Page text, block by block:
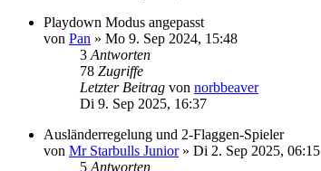
Playdown Modus angepasst
von Pan » Mo 9. Sep 2024, 15:48
3 Antworten
78 Zugriffe
Letzter Beitrag von norbbeaver
Di 9. Sep 2025, 16:37
Ausländerregelung und 2-Flaggen-Spieler
von Mr Starbulls Junior» Di 2. Sep 2025, 06:15
5 Antworten